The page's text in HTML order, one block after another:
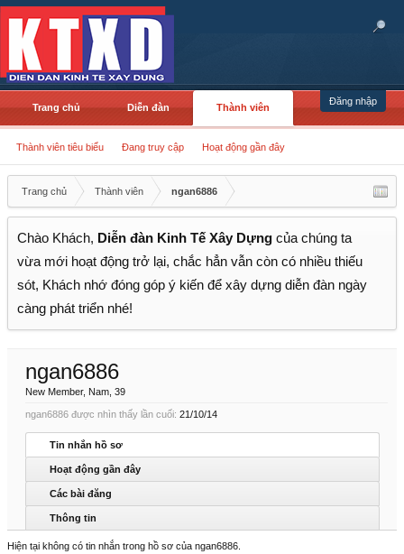
Đăng nhập
Trang chủ Diễn đàn Thành viên
Thành viên tiêu biểu Đang truy cập Hoạt động gần đây
Trang chủ Thành viên ngan6886
Chào Khách, Diễn đàn Kinh Tế Xây Dựng của chúng ta
vừa mới hoạt động trở lại, chắc hẳn vẫn còn có nhiều thiếu
sót, Khách nhớ đóng góp ý kiến để xây dựng diễn đàn ngày
càng phát triển nhé!
ngan6886
New Member, Nam, 39
ngan6886 được nhìn thấy lần cuối: 21/10/14
Tin nhắn hồ sơ
Hoạt động gần đây
Các bài đăng
Thông tin
Hiện tại không có tin nhắn trong hồ sơ của ngan6886.